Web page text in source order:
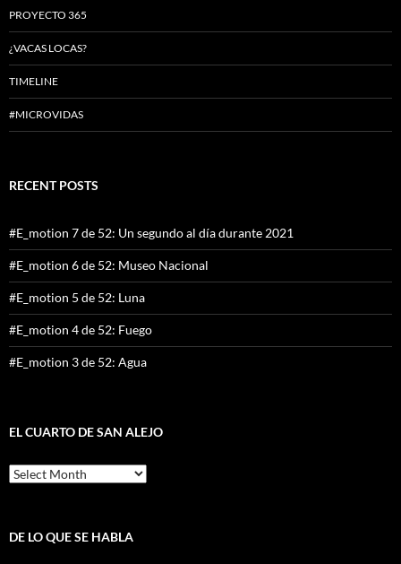
PROYECTO 365
¿VACAS LOCAS?
TIMELINE
#MICROVIDAS
RECENT POSTS
#E_motion 7 de 52: Un segundo al día durante 2021
#E_motion 6 de 52: Museo Nacional
#E_motion 5 de 52: Luna
#E_motion 4 de 52: Fuego
#E_motion 3 de 52: Agua
EL CUARTO DE SAN ALEJO
El
cuarto
Alejo
DE LO QUE SE HABLA